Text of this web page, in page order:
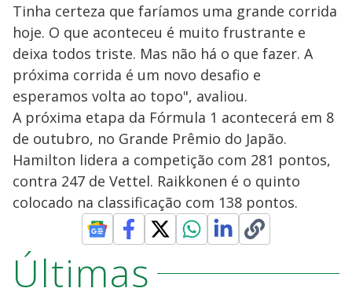
Tinha certeza que faríamos uma grande corrida
hoje. O que aconteceu é muito frustrante e
deixa todos triste. Mas não há o que fazer. A
próxima corrida é um novo desafio e
esperamos volta ao topo", avaliou.
A próxima etapa da Fórmula 1 acontecerá em 8
de outubro, no Grande Prêmio do Japão.
Hamilton lidera a competição com 281 pontos,
contra 247 de Vettel. Raikkonen é o quinto
colocado na classificação com 138 pontos.
Últimas